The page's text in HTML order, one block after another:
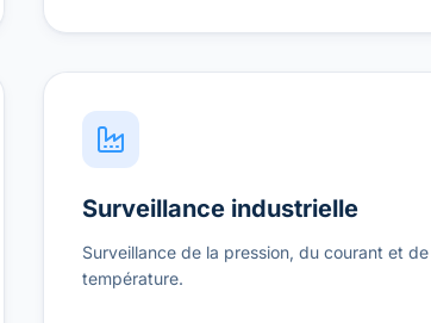
Surveillance industrielle
Surveillance de la pression, du courant et de
température.